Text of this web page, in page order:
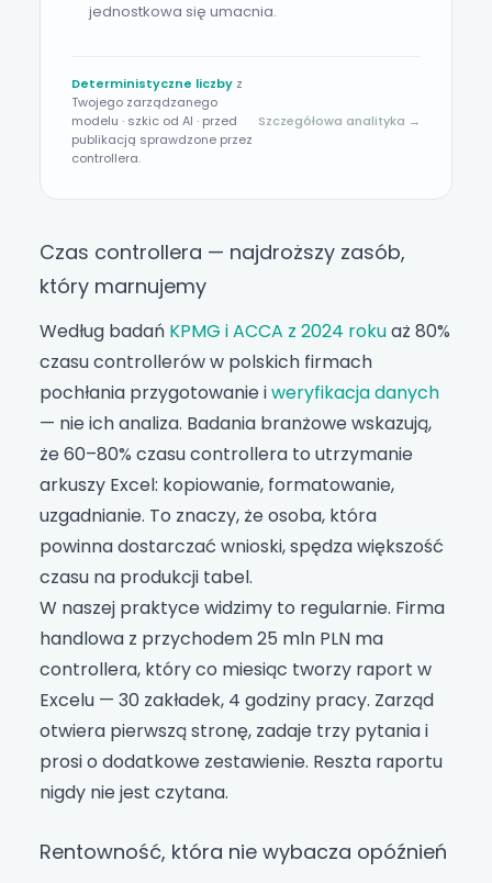
jednostkowa się umacnia.
Deterministyczne liczby z
Twojego zarządzanego
modelu · szkic od AI · przed
publikacją sprawdzone przez
controllera.
Szczegółowa analityka →
Czas controllera — najdroższy zasób,
który marnujemy
Według badań KPMG i ACCA z 2024 rokuaż 80%
czasu controllerów w polskich firmach
pochłania przygotowanie iweryfikacja danych
— nie ich analiza. Badania branżowe wskazują,
że 60–80% czasu controllera to utrzymanie
arkuszy Excel: kopiowanie, formatowanie,
uzgadnianie. To znaczy, że osoba, która
powinna dostarczać wnioski, spędza większość
czasu na produkcji tabel.
W naszej praktyce widzimy to regularnie. Firma
handlowa z przychodem 25 mln PLN ma
controllera, który co miesiąc tworzy raport w
Excelu — 30 zakładek, 4 godziny pracy. Zarząd
otwiera pierwszą stronę, zadaje trzy pytania i
prosi o dodatkowe zestawienie. Reszta raportu
nigdy nie jest czytana.
Rentowność, która nie wybacza opóźnień